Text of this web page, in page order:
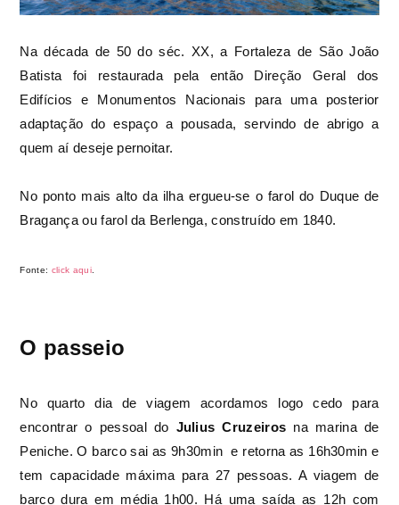
Na década de 50 do séc. XX, a Fortaleza de São João
Batista foi restaurada pela então Direção Geral dos
Edifícios e Monumentos Nacionais para uma posterior
adaptação do espaço a pousada, servindo de abrigo a
quem aí deseje pernoitar.
No ponto mais alto da ilha ergueu-se o farol do Duque de
Bragança ou farol da Berlenga, construído em 1840.
Fonte: click aqui.
O passeio
No quarto dia de viagem acordamos logo cedo para
encontrar o pessoal do Julius Cruzeiros na marina de
Peniche. O barco sai as 9h30min e retorna as 16h30min e
tem capacidade máxima para 27 pessoas. A viagem de
barco dura em média 1h00. Há uma saída as 12h com